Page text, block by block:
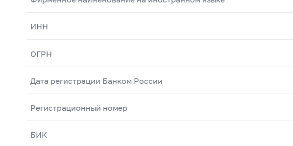
ИНН
ОГРН
Дата регистрации Банком России
Регистрационный номер
БИК